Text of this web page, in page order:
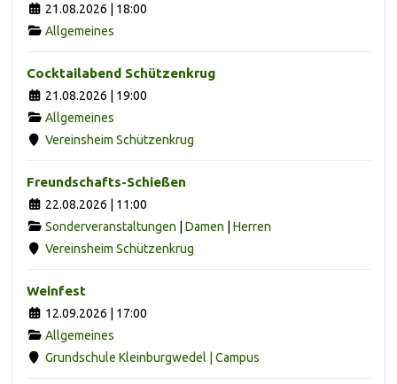
21.08.2026 | 18:00
Allgemeines
Cocktailabend Schützenkrug
21.08.2026 | 19:00
Allgemeines
Vereinsheim Schützenkrug
Freundschafts-Schießen
22.08.2026 | 11:00
Sonderveranstaltungen
Damen
Herren
Vereinsheim Schützenkrug
Weinfest
12.09.2026 | 17:00
Allgemeines
Grundschule Kleinburgwedel | Campus